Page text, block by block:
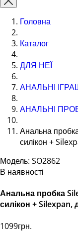
Головна
Каталог
ДЛЯ НЕЇ
АНАЛЬНІ
АНАЛЬНІ
Анальна
силікон +
Модель: SO2862
В наявності
Анальна пробка
силікон + Silexpan,
1099грн.